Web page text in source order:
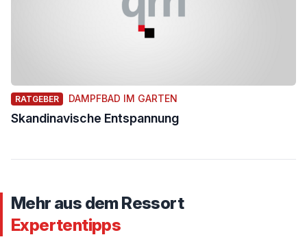
RATGEBER DAMPFBAD IM GARTEN
Skandinavische Entspannung
Mehr aus dem Ressort
Expertentipps